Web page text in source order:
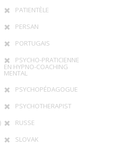
PATIENTÈLE
PERSAN
PORTUGAIS
PSYCHO-PRATICIENNE
EN HYPNO-COACHING
MENTAL
PSYCHOPÉDAGOGUE
PSYCHOTHERAPIST
RUSSE
SLOVAK